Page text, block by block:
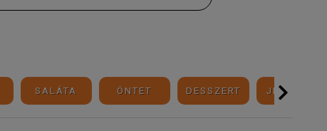
SALÁTA ÖNTET DESSZERT JÉGKRÉM